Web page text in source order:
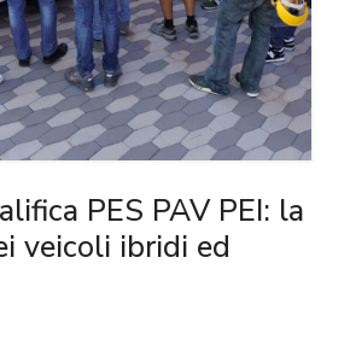
PES PAV PEI: la
veicoli ibridi ed